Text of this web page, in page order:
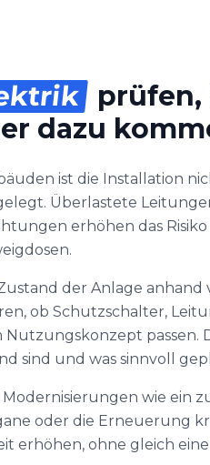
prüfen,
dazu
ist die Installation
Überlastete
erhöhen das
der Anlage
ob Schutzschalter,
passen.
sind und was sinnvoll
wie ein
oder die Erneuerung
erhöhen, ohne gleich